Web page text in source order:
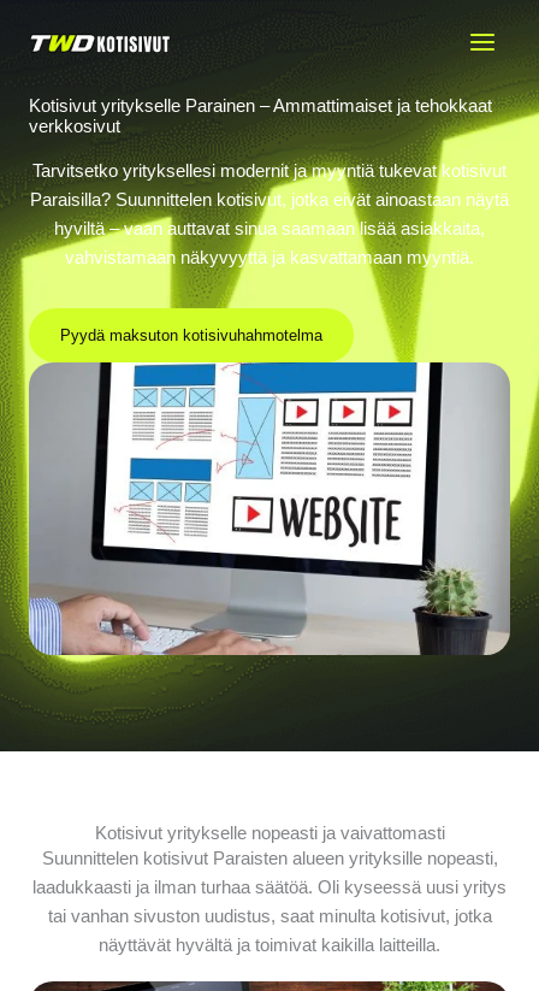
sisältöön
Kotisivut yritykselle Parainen – Ammattimaiset ja tehokkaat
verkkosivut
Tarvitsetko yrityksellesi modernit ja myyntiä tukevat kotisivut
Paraisilla? Suunnittelen kotisivut, jotka eivät ainoastaan näytä
hyviltä – vaan auttavat sinua saamaan lisää asiakkaita,
vahvistamaan näkyvyyttä ja kasvattamaan myyntiä.
Pyydä maksuton kotisivuhahmotelma
Kotisivut yritykselle nopeasti ja vaivattomasti
Suunnittelen kotisivut Paraisten alueen yrityksille nopeasti,
laadukkaasti ja ilman turhaa säätöä. Oli kyseessä uusi yritys
tai vanhan sivuston uudistus, saat minulta kotisivut, jotka
näyttävät hyvältä ja toimivat kaikilla laitteilla.